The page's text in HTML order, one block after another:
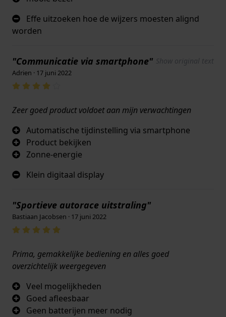
Effe uitzoeken hoe de wijzers moesten alignd
worden
"Communicatie via smartphone" Show original text
Adrien · 17 juni 2022
Zeer goed product voldoet aan mijn verwachtingen
Automatische tijdinstelling via smartphone
Product bekijken
Zonne-energie
Klein digitaal display
"Sportieve autorace uitstraling"
Bastiaan Jacobsen · 17 juni 2022
Prima, gemakkelijke bediening en alles goed
overzichtelijk weergegeven
Veel mogelijkheden
Goed afleesbaar
Geen batterijen meer nodig